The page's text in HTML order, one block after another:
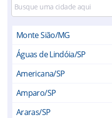
Monte Sião/MG
Águas de Lindóia/SP
Americana/SP
Amparo/SP
Araras/SP